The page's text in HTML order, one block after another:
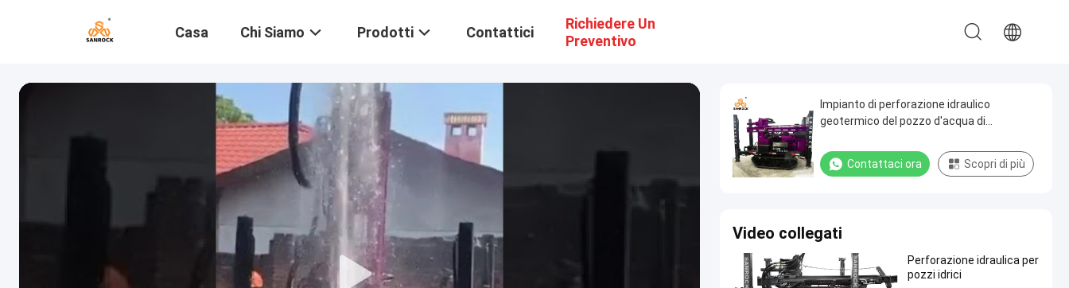
Casa Chi Siamo Prodotti Contattici
Richiedere Un
Preventivo
Impianto di perforazione idraulico
geotermico del pozzo d'acqua di
trivellazione del pozzo trivellato dell'acqua
Contattaci ora Scopri di più
Video collegati
Perforazione idraulica per
pozzi idrici